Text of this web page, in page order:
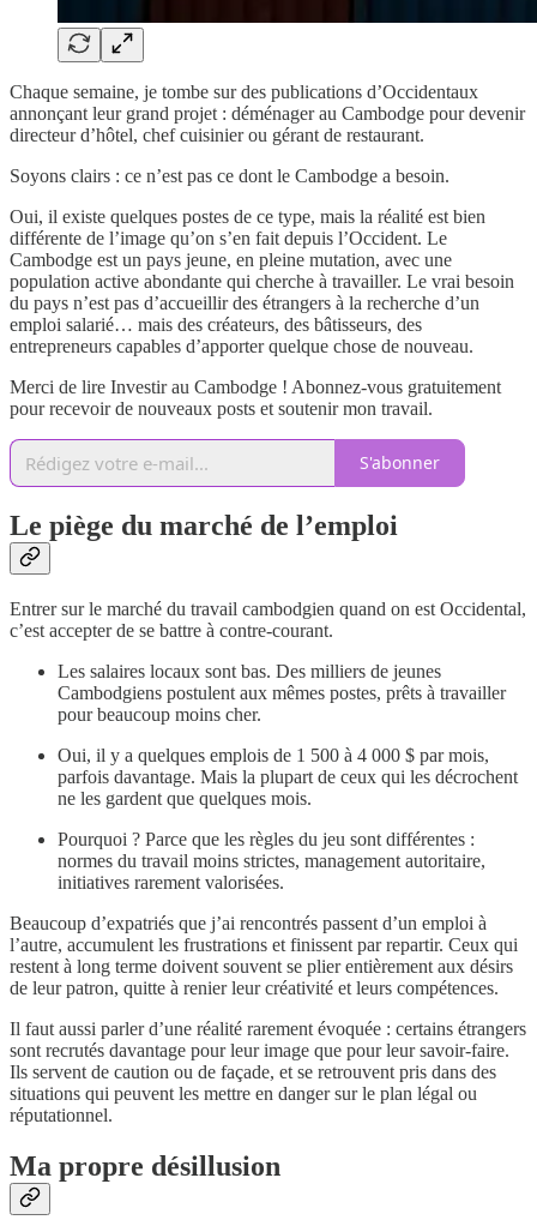
Chaque semaine, je tombe sur des publications d’Occidentaux
annonçant leur grand projet : déménager au Cambodge pour devenir
directeur d’hôtel, chef cuisinier ou gérant de restaurant.
Soyons clairs : ce n’est pas ce dont le Cambodge a besoin.
Oui, il existe quelques postes de ce type, mais la réalité est bien
différente de l’image qu’on s’en fait depuis l’Occident. Le
Cambodge est un pays jeune, en pleine mutation, avec une
population active abondante qui cherche à travailler. Le vrai besoin
du pays n’est pas d’accueillir des étrangers à la recherche d’un
emploi salarié… mais des créateurs, des bâtisseurs, des
entrepreneurs capables d’apporter quelque chose de nouveau.
Merci de lire Investir au Cambodge ! Abonnez-vous gratuitement
pour recevoir de nouveaux posts et soutenir mon travail.
S'abonner
Le piège du marché de l’emploi
Entrer sur le marché du travail cambodgien quand on est Occidental,
c’est accepter de se battre à contre-courant.
Les salaires locaux sont bas. Des milliers de jeunes
Cambodgiens postulent aux mêmes postes, prêts à travailler
pour beaucoup moins cher.
Oui, il y a quelques emplois de 1 500 à 4 000 $ par mois,
parfois davantage. Mais la plupart de ceux qui les décrochent
ne les gardent que quelques mois.
Pourquoi ? Parce que les règles du jeu sont différentes :
normes du travail moins strictes, management autoritaire,
initiatives rarement valorisées.
Beaucoup d’expatriés que j’ai rencontrés passent d’un emploi à
l’autre, accumulent les frustrations et finissent par repartir. Ceux qui
restent à long terme doivent souvent se plier entièrement aux désirs
de leur patron, quitte à renier leur créativité et leurs compétences.
Il faut aussi parler d’une réalité rarement évoquée : certains étrangers
sont recrutés davantage pour leur image que pour leur savoir-faire.
Ils servent de caution ou de façade, et se retrouvent pris dans des
situations qui peuvent les mettre en danger sur le plan légal ou
réputationnel.
Ma propre désillusion